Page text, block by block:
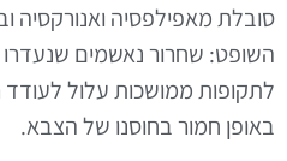
סובלת מאפילפסיה
השופט: שחרור נאשמים
לתקופות ממושכות עלול לעודד
באופן חמור בחוסנו של הצבא.